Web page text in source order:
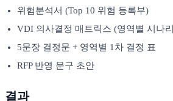
위험분석서 (Top 10 위험 등록부)
VDI 의사결정 매트릭스 (영역별 시나
5문장 결정문 + 영역별 1차 결정 표
RFP 반영 문구 초안
결과